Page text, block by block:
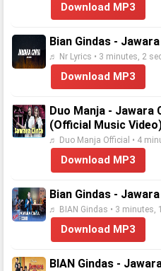
Download MP3
Bian Gindas -
♬ Nr Lyrics • 3 minutes, 2
Download MP3
Duo Manja - Jawara
(Official Music
♬ Duo Manja Official • 4
Download MP3
Bian Gindas -
♬ BIAN Gindas • 3 minutes,
Download MP3
BIAN Gindas -